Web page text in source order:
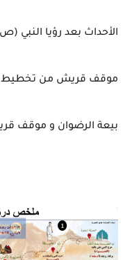
الأحداث بعد رؤيا النبي
موقف قريش من تخطيط
بيعة الرضوان و موقف